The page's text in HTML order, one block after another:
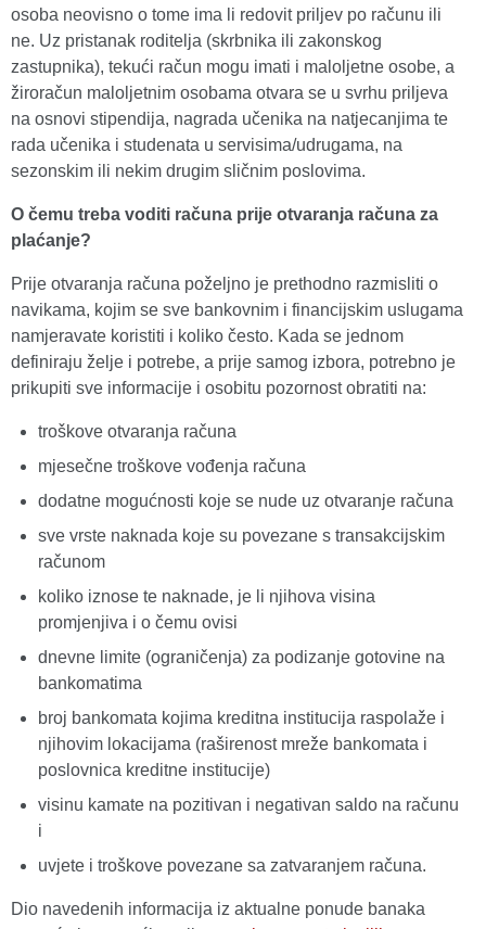
osoba neovisno o tome ima li redovit priljev po računu ili
ne. Uz pristanak roditelja (skrbnika ili zakonskog
zastupnika), tekući račun mogu imati i maloljetne osobe, a
žiroračun maloljetnim osobama otvara se u svrhu priljeva
na osnovi stipendija, nagrada učenika na natjecanjima te
rada učenika i studenata u servisima/udrugama, na
sezonskim ili nekim drugim sličnim poslovima.
O čemu treba voditi računa prije otvaranja računa za
plaćanje?
Prije otvaranja računa poželjno je prethodno razmisliti o
navikama, kojim se sve bankovnim i financijskim uslugama
namjeravate koristiti i koliko često. Kada se jednom
definiraju želje i potrebe, a prije samog izbora, potrebno je
prikupiti sve informacije i osobitu pozornost obratiti na:
troškove otvaranja računa
mjesečne troškove vođenja računa
dodatne mogućnosti koje se nude uz otvaranje računa
sve vrste naknada koje su povezane s transakcijskim
računom
koliko iznose te naknade, je li njihova visina
promjenjiva i o čemu ovisi
dnevne limite (ograničenja) za podizanje gotovine na
bankomatima
broj bankomata kojima kreditna institucija raspolaže i
njihovim lokacijama (raširenost mreže bankomata i
poslovnica kreditne institucije)
visinu kamate na pozitivan i negativan saldo na računu
i
uvjete i troškove povezane sa zatvaranjem računa.
Dio navedenih informacija iz aktualne ponude banaka